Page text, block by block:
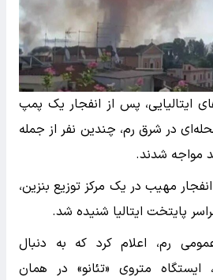
ایتالیایی، پس از انفجار یک پمپ
در شرق رم، چندین نفر از جمله
مواجه شدند.
مهیب در یک مرکز توزیع بنزین،
پایتخت ایتالیا شنیده شد.
رم، اعلام کرد که به دنبال
ایستگاه متروی «تئانو» در همان